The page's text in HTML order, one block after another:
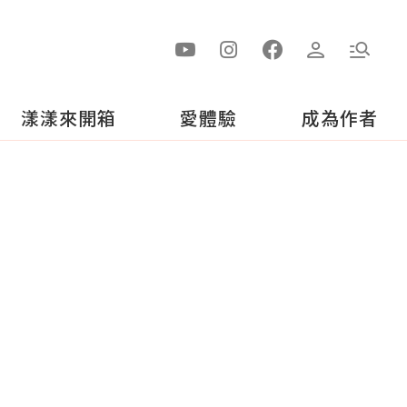
漾漾來開箱 愛體驗 成為作者